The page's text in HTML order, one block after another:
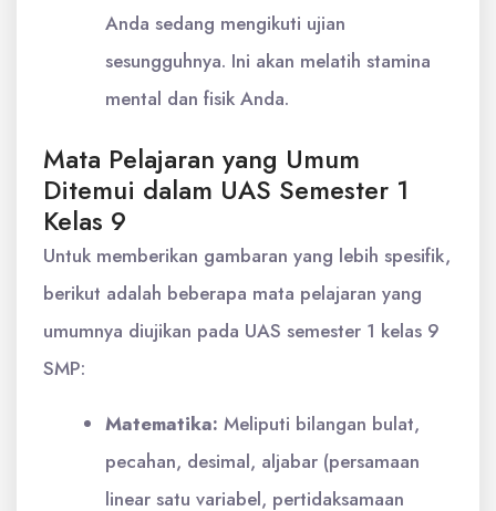
Anda sedang mengikuti ujian
sesungguhnya. Ini akan melatih stamina
mental dan fisik Anda.
Mata Pelajaran yang Umum
Ditemui dalam UAS Semester 1
Kelas 9
Untuk memberikan gambaran yang lebih spesifik,
berikut adalah beberapa mata pelajaran yang
umumnya diujikan pada UAS semester 1 kelas 9
SMP:
Matematika: Meliputi bilangan bulat,
pecahan, desimal, aljabar (persamaan
linear satu variabel, pertidaksamaan